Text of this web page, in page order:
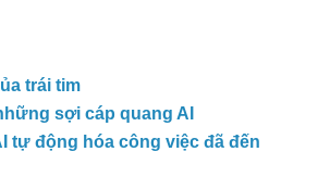
trái tim
sợi cáp quang AI
tự động hóa công việc đã đến